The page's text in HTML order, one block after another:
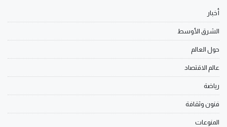
أخبار
الشرق الأوسط
حول العالم
عالم الاقتصاد
رياضة
فنون وثقافة
المنوعات